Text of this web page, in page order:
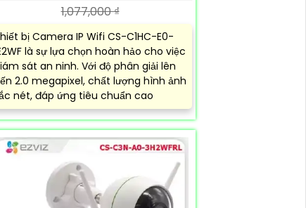
1,077,000 ₫
bị Camera IP Wifi CS-C1HC-E0-
là sự lựa chọn hoàn hảo cho việc
sát an ninh. Với độ phân giải lên
2.0 megapixel, chất lượng hình ảnh
nét, đáp ứng tiêu chuẩn cao